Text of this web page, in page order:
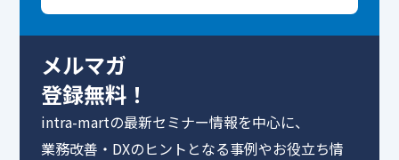
メルマガ
登録無料！
intra-martの最新セミナー情報を中心に、
業務改善・DXのヒントとなる事例やお役立ち情